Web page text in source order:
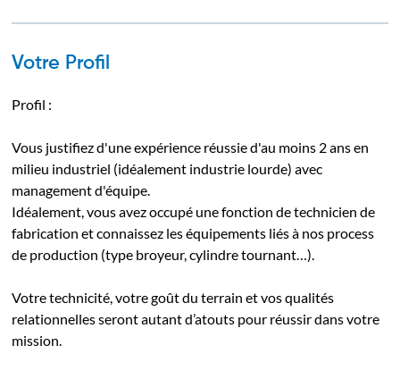
Votre Profil
Profil :
Vous justifiez d'une expérience réussie d'au moins 2 ans en
milieu industriel (idéalement industrie lourde) avec
management d'équipe.
Idéalement, vous avez occupé une fonction de technicien de
fabrication et connaissez les équipements liés à nos process
de production (type broyeur, cylindre tournant…).
Votre technicité, votre goût du terrain et vos qualités
relationnelles seront autant d’atouts pour réussir dans votre
mission.